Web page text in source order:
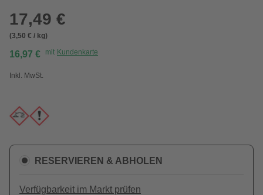
17,49 €
(3,50 € / kg)
16,97 € mit Kundenkarte
Inkl. MwSt.
RESERVIEREN & ABHOLEN
Verfügbarkeit im Markt prüfen